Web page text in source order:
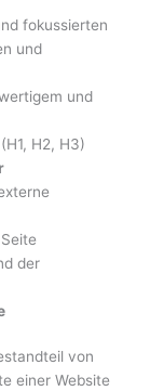
fokussierten
und
und
H2, H3)
der
von
einer Website